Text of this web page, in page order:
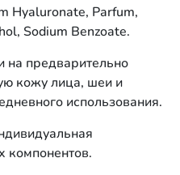
Hyaluronate, Parfum,
, Sodium Benzoate.
на предварительно
кожу лица, шеи и
использования.
компонентов.